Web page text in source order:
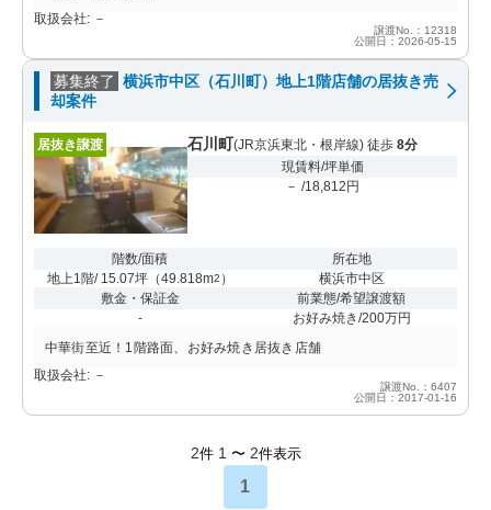
取扱会社: －
譲渡No.：12318
公開日：2026-05-15
募集終了 横浜市中区（石川町）地上1階店舗の居抜き売
却案件
居抜き譲渡 石川町(JR京浜東北・根岸線) 徒歩 8分
現賃料/坪単価
－ /18,812円
階数/面積
地上1階/ 15.07坪（49.818m2 ）
所在地
横浜市中区
敷金・保証金
-
前業態/希望譲渡額
お好み焼き/200万円
中華街至近！1階路面、お好み焼き居抜き店舗
取扱会社: －
譲渡No.：6407
公開日：2017-01-16
2件 1 〜 2件表示
1